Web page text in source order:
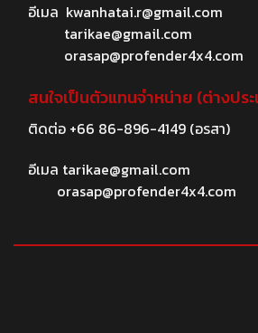
อีเมล kwanhatai.r@gmail.com
tarikae@gmail.com
orasap@profender4x4.com
สนใจเป็นตัวแทนจำหน่าย (ต่างปร
ติดต่อ +66 86-896-4149(อรสา)
อีเมล tarikae@gmail.com
orasap@profender4x4.com